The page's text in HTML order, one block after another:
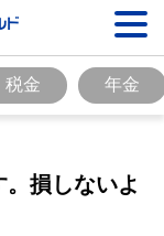
税金 年金
。損しないよ